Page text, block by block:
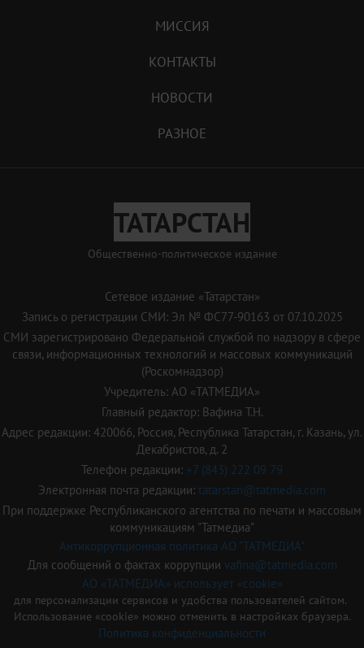
МИССИЯ
КОНТАКТЫ
НОВОСТИ
РАЗНОЕ
ТАТАРСТАН
Общественно-политическое издание
Сетевое издание «Татарстан»
Запись о регистрации СМИ: Эл № ФС77-90163 от 07.10.2025
СМИ зарегистрировано Федеральной службой по надзору в сфере
связи, информационных технологий и массовых коммуникаций
(Роскомнадзор)
Учредитель: АО «ТАТМЕДИА»
Главный редактор: Вафина Т.Н.
Адрес редакции: 420066, Россия, Республика Татарстан, г. Казань, ул.
Декабристов, д. 2
Телефон редакции: +7 (843) 222 09 79
Электронная почта редакции: tatarstan@tatmedia.com
При поддержке Республиканского агентства по печати и массовым
коммуникациям "Татмедиа"
Антикоррупционная политика АО "ТАТМЕДИА"
Для сообщений о фактах коррупции vafina@tatmedia.com
АО «ТАТМЕДИА» использует «cookie»
для персонализации сервисов и удобства пользователей сайтом.
Использование «cookie» можно отменить в настройках браузера.
Политика конфиденциальности